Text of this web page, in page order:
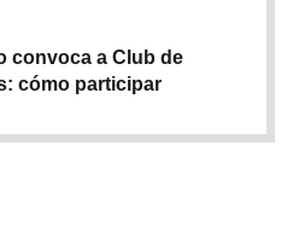
convoca a Club de
cómo participar